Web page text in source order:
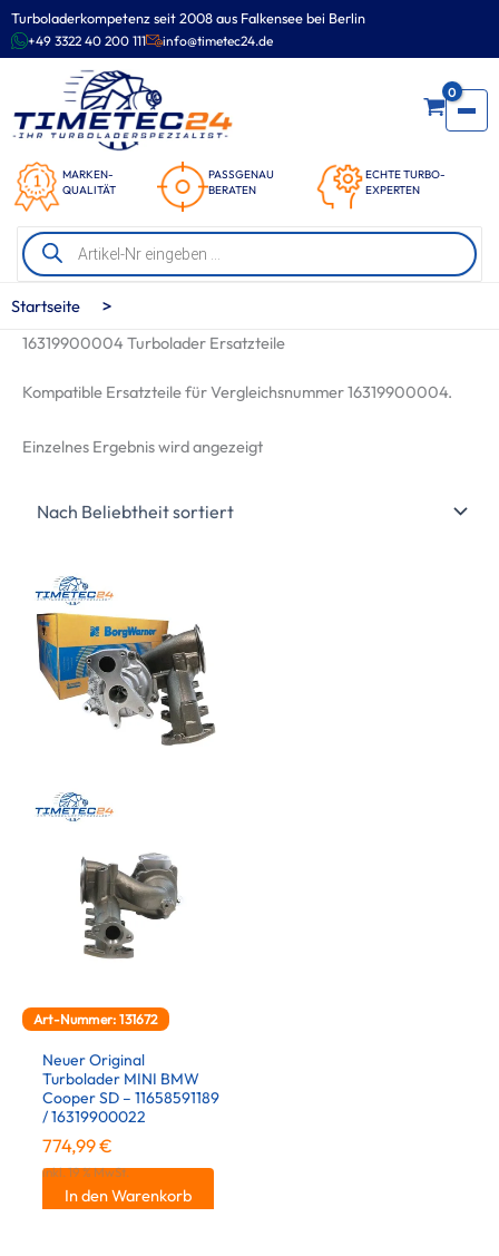
Turboladerkompetenz seit 2008 aus Falkensee bei Berlin
+49 3322 40 200 111 info@timetec24.de
MARKEN-
QUALITÄT
PASSGENAU
BERATEN
ECHTE TURBO-
EXPERTEN
0
Products
search
Zum
Inhalt
springen
Startseite >
16319900004 Turbolader Ersatzteile
Kompatible Ersatzteile für Vergleichsnummer 16319900004.
Einzelnes Ergebnis wird angezeigt
Art-Nummer: 131672
Neuer Original
Turbolader MINI BMW
Cooper SD – 11658591189
/ 16319900022
774,99€
inkl. 19 % MwSt.
In den Warenkorb